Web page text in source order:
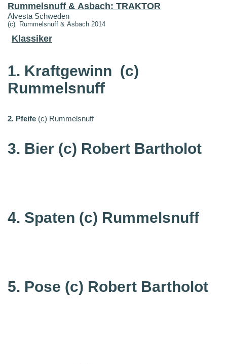
Rummelsnuff & Asbach: TRAKTOR
Alvesta Schweden
(c) Rummelsnuff & Asbach 2014
Klassiker
1. Kraftgewinn (c)
Rummelsnuff
2. Pfeife (c) Rummelsnuff
3. Bier (c) Robert Bartholot
4. Spaten (c) Rummelsnuff
5. Pose (c) Robert Bartholot